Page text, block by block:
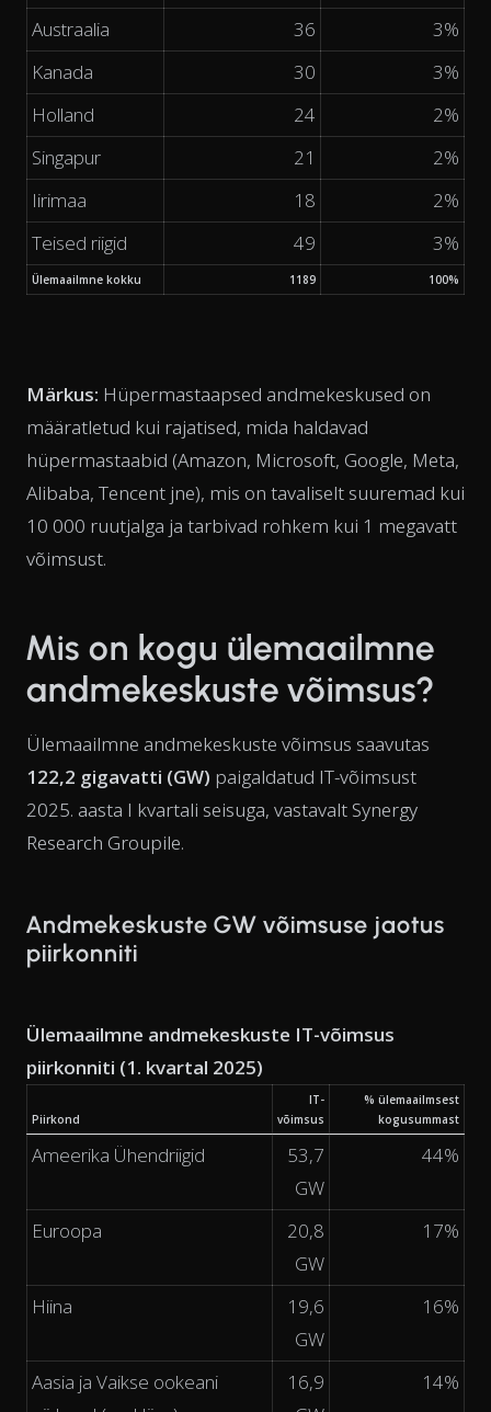
Austraalia
36
3%
Kanada
30
3%
Holland
24
2%
Singapur
21
2%
Iirimaa
18
2%
Teised riigid
49 3%
Ülemaailmne kokku 1189 100%
Märkus: Hüpermastaapsed andmekeskused on
määratletud kui rajatised, mida haldavad
hüpermastaabid (Amazon, Microsoft, Google, Meta,
Alibaba, Tencent jne), mis on tavaliselt suuremad kui
10 000 ruutjalga ja tarbivad rohkem kui 1 megavatt
võimsust.
Mis on kogu ülemaailmne
andmekeskuste võimsus?
Ülemaailmne andmekeskuste võimsus saavutas
122,2 gigavatti (GW) paigaldatud IT-võimsust
2025. aasta I kvartali seisuga, vastavalt Synergy
Research Groupile.
Andmekeskuste GW võimsuse jaotus
piirkonniti
Ülemaailmne andmekeskuste IT-võimsus
piirkonniti (1. kvartal 2025)
Piirkond
IT-
võimsus
% ülemaailmsest
kogusummast
Ameerika Ühendriigid
53,7
GW
44%
Euroopa
20,8
GW
17%
Hiina
19,6
GW
16%
Aasia ja Vaikse ookeani
16,9
14%